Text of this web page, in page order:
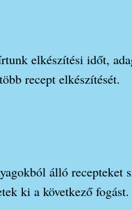
elkészítési időt,
recept elkészítését.
álló
ki a következő fogást.